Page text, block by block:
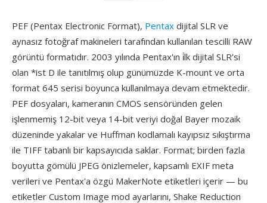
PEF (Pentax Electronic Format), Pentax dijital SLR ve
aynasız fotoğraf makineleri tarafından kullanılan tescilli RAW
görüntü formatıdır. 2003 yılında Pentax'ın i̇lk dijital SLR'si
olan *ist D ile tanıtılmış olup günümüzde K-mount ve orta
format 645 serisi boyunca kullanılmaya devam etmektedir.
PEF dosyaları, kameranın CMOS sensöründen gelen
işlenmemiş 12-bit veya 14-bit veriyi doğal Bayer mozaik
düzeninde yakalar ve Huffman kodlamalı kayıpsız sıkıştırma
ile TIFF tabanlı bir kapsayıcıda saklar. Format; birden fazla
boyutta gömülü JPEG önizlemeler, kapsamlı EXIF meta
verileri ve Pentax'a özgü MakerNote etiketleri içerir — bu
etiketler Custom Image mod ayarlarını, Shake Reduction